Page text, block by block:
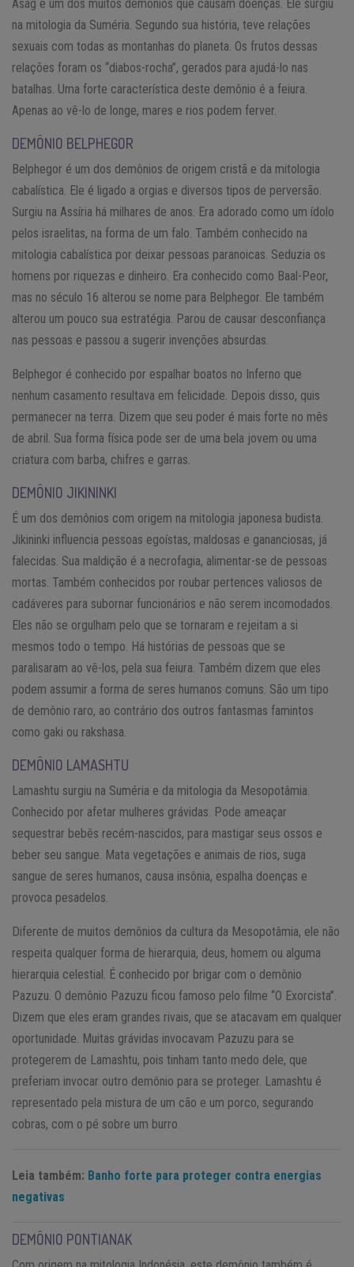
Asag é um dos muitos demônios que causam doenças. Ele surgiu
na mitologia da Suméria. Segundo sua história, teve relações
sexuais com todas as montanhas do planeta. Os frutos dessas
relações foram os “diabos-rocha”, gerados para ajudá-lo nas
batalhas. Uma forte característica deste demônio é a feiura.
Apenas ao vê-lo de longe, mares e rios podem ferver.
DEMÔNIO BELPHEGOR
Belphegor é um dos demônios de origem cristã e da mitologia
cabalística. Ele é ligado a orgias e diversos tipos de perversão.
Surgiu na Assíria há milhares de anos. Era adorado como um ídolo
pelos israelitas, na forma de um falo. Também conhecido na
mitologia cabalística por deixar pessoas paranoicas. Seduzia os
homens por riquezas e dinheiro. Era conhecido como Baal-Peor,
mas no século 16 alterou se nome para Belphegor. Ele também
alterou um pouco sua estratégia. Parou de causar desconfiança
nas pessoas e passou a sugerir invenções absurdas.
Belphegor é conhecido por espalhar boatos no Inferno que
nenhum casamento resultava em felicidade. Depois disso, quis
permanecer na terra. Dizem que seu poder é mais forte no mês
de abril. Sua forma física pode ser de uma bela jovem ou uma
criatura com barba, chifres e garras.
DEMÔNIO JIKININKI
É um dos demônios com origem na mitologia japonesa budista.
Jikininki influencia pessoas egoístas, maldosas e gananciosas, já
falecidas. Sua maldição é a necrofagia, alimentar-se de pessoas
mortas. Também conhecidos por roubar pertences valiosos de
cadáveres para subornar funcionários e não serem incomodados.
Eles não se orgulham pelo que se tornaram e rejeitam a si
mesmos todo o tempo. Há histórias de pessoas que se
paralisaram ao vê-los, pela sua feiura. Também dizem que eles
podem assumir a forma de seres humanos comuns. São um tipo
de demônio raro, ao contrário dos outros fantasmas famintos
como gaki ou rakshasa.
DEMÔNIO LAMASHTU
Lamashtu surgiu na Suméria e da mitologia da Mesopotâmia.
Conhecido por afetar mulheres grávidas. Pode ameaçar
sequestrar bebês recém-nascidos, para mastigar seus ossos e
beber seu sangue. Mata vegetações e animais de rios, suga
sangue de seres humanos, causa insônia, espalha doenças e
provoca pesadelos.
Diferente de muitos demônios da cultura da Mesopotâmia, ele não
respeita qualquer forma de hierarquia, deus, homem ou alguma
hierarquia celestial. É conhecido por brigar com o demônio
Pazuzu. O demônio Pazuzu ficou famoso pelo filme “O Exorcista”.
Dizem que eles eram grandes rivais, que se atacavam em qualquer
oportunidade. Muitas grávidas invocavam Pazuzu para se
protegerem de Lamashtu, pois tinham tanto medo dele, que
preferiam invocar outro demônio para se proteger. Lamashtu é
representado pela mistura de um cão e um porco, segurando
cobras, com o pé sobre um burro.
Leia também: Banho forte para proteger contra energias
negativas
DEMÔNIO PONTIANAK